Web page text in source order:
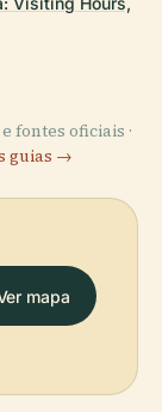
fontes oficiais ·
guias →
mapa